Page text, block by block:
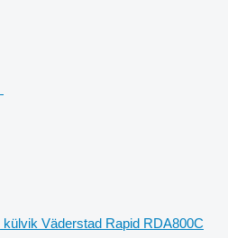
külvik Väderstad Rapid RDA800C